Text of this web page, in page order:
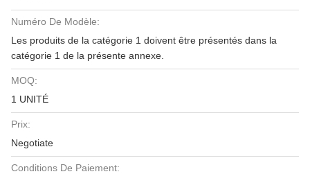
Numéro De Modèle:
Les produits de la catégorie 1 doivent être présentés dans la
catégorie 1 de la présente annexe.
MOQ:
1 UNITÉ
Prix:
Negotiate
Conditions De Paiement: